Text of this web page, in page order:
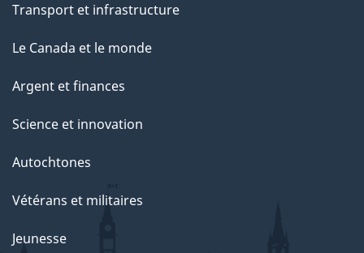
Transport et infrastructure
Le Canada et le monde
Argent et finances
Science et innovation
Autochtones
Vétérans et militaires
Jeunesse